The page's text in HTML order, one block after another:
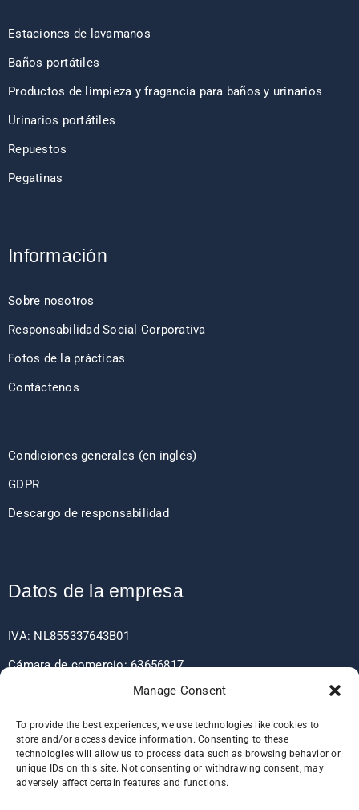
Manage Consent
To provide the best experiences, we use technologies like cookies to
store and/or access device information. Consenting to these
technologies will allow us to process data such as browsing behavior or
unique IDs on this site. Not consenting or withdrawing consent, may
adversely affect certain features and functions.
Estaciones de lavamanos
Baños portátiles
Productos de limpieza y fragancia para baños y urinarios
Urinarios portátiles
Repuestos
Pegatinas
Información
Sobre nosotros
Responsabilidad Social Corporativa
Fotos de la prácticas
Contáctenos
Condiciones generales (en inglés)
GDPR
Descargo de responsabilidad
Datos de la empresa
IVA: NL855337643B01
Cámara de comercio: 63656817
Detalles del banco